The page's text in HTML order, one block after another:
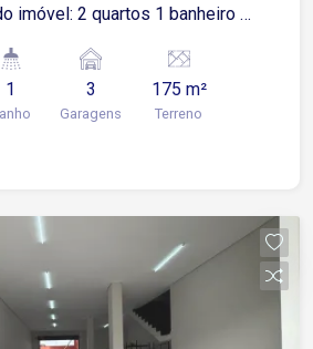
1 banheiro +
Piazza di Roma, em
tranquila e com fácil
1 3
Garagens
175 m²
Terreno